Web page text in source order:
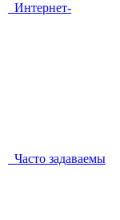
Интернет-
Часто задаваемы